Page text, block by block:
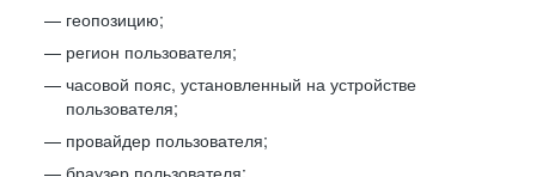
геопозицию;
регион пользователя;
часовой пояс, установленный на устройстве
пользователя;
провайдер пользователя;
браузер пользователя;